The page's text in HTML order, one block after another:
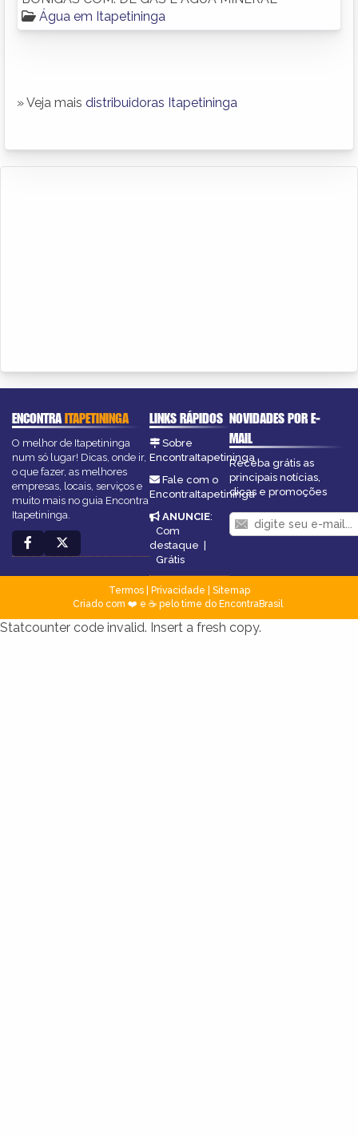
Água em Itapetininga
» Veja mais distribuidoras Itapetininga
ENCONTRAITAPETININGA
O melhor de Itapetininga
num só lugar! Dicas, onde ir,
o que fazer, as melhores
empresas, locais, serviços e
muito mais no guia Encontra
Itapetininga.
LINKS RÁPIDOS
Sobre
EncontraItapetininga
Fale com o
EncontraItapetininga
ANUNCIE:
Com
destaque |
Grátis
NOVIDADES POR E-
MAIL
Receba grátis as
principais notícias,
dicas e promoções
Termos| Privacidade
Sitemap
Criado com ❤️ e ☕ pelo time do EncontraBrasil
Statcounter code invalid. Insert a fresh copy.